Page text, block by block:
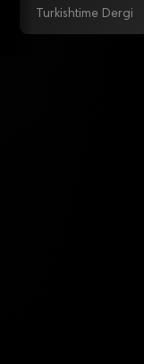
Turkishtime Dergi